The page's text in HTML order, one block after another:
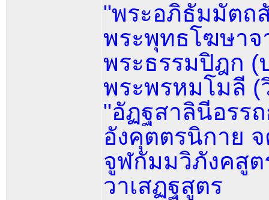
"พระอภิธัมมัตถ
พระพุทธโฆษาจ
พระธรรมปิฎก
พระพรหมโมลี
"อัฏฐสาลินีอรร
อังคุตตรนิกาย
จูฬกัมมวิภังคสูต
วาเสฏฐสูตร